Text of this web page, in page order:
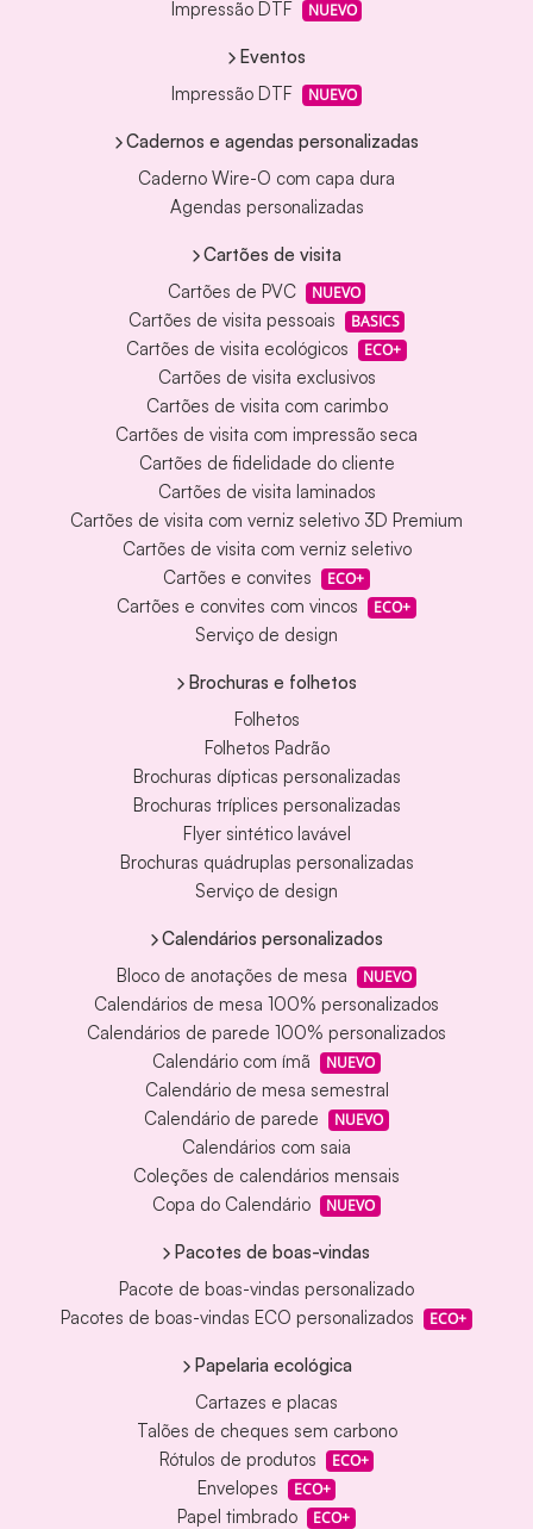
Impressão DTF NUEVO
Eventos
Impressão DTF
NUEVO
Cadernos e agendas personalizadas
Caderno Wire-O com capa dura
Agendas personalizadas
Cartões de visita
Cartões de PVC
NUEVO
Cartões de visita pessoais BASICS
Cartões de visita ecológicos ECO+
Cartões de visita exclusivos
Cartões de visita com carimbo
Cartões de visita com impressão seca
Cartões de fidelidade do cliente
Cartões de visita laminados
Cartões de visita com verniz seletivo 3D Premium
Cartões de visita com verniz seletivo
Cartões e convites
ECO+
Cartões e convites com vincos ECO+
Serviço de design
Brochuras e folhetos
Folhetos
Folhetos Padrão
Brochuras dípticas personalizadas
Brochuras tríplices personalizadas
Flyer sintético lavável
Brochuras quádruplas personalizadas
Serviço de design
Calendários personalizados
Bloco de anotações de mesa
NUEVO
Calendários de mesa 100% personalizados
Calendários de parede 100% personalizados
Calendário com ímã
NUEVO
Calendário de mesa semestral
Calendário de parede
NUEVO
Calendários com saia
Coleções de calendários mensais
Copa do Calendário
NUEVO
Pacotes de boas-vindas
Pacote de boas-vindas personalizado
Pacotes de boas-vindas ECO personalizados
ECO+
Papelaria ecológica
Cartazes e placas
Talões de cheques sem carbono
Rótulos de produtos
ECO+
Envelopes ECO+
Papel timbrado ECO+